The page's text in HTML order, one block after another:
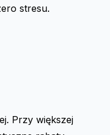
stresu.
Przy większej